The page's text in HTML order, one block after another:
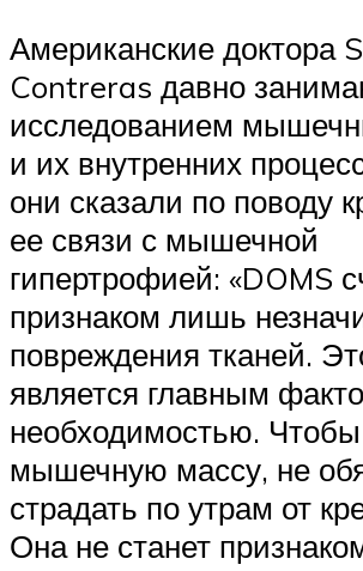
Американские доктора
Contreras давно
исследованием
и их внутренних
они сказали по поводу
ее связи с мышечной
гипертрофией: «DOMS
признаком лишь
повреждения тканей.
является главным
необходимостью. Чтобы
мышечную массу, не
страдать по утрам от
Она не станет